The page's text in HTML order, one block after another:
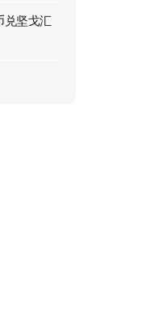
兑坚戈汇